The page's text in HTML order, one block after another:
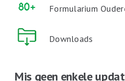
Formularium
Downloads
Mis geen enkele